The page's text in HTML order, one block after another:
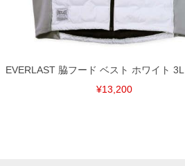
EVERLAST 脇フード ベスト ホワイト 3L
¥13,200